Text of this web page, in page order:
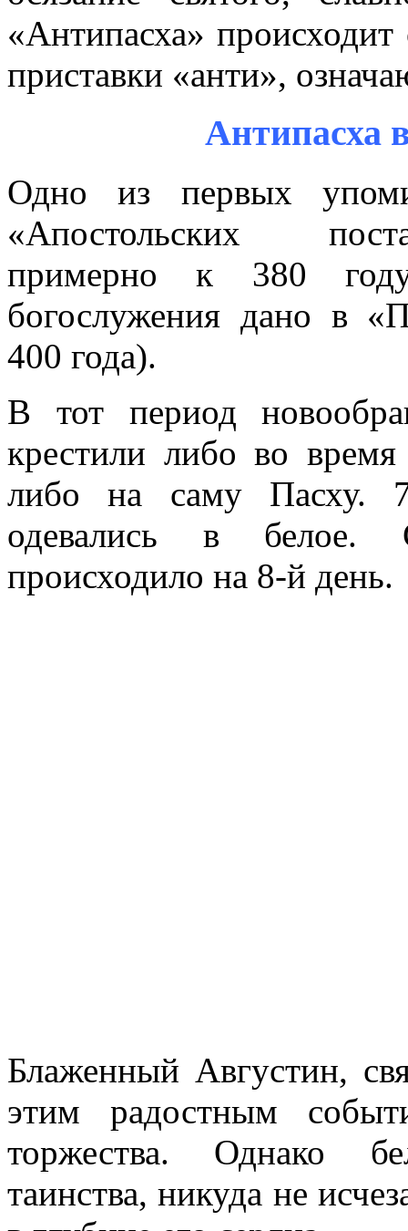
«Антипасха» происходит
приставки «анти»,
Антипасха
Одно из первых
«Апостольских
примерно к 380
богослужения дано в
400 года).
В тот период
крестили либо во
либо на саму Пасху.
одевались в белое.
происходило на 8-й день.
Блаженный Августин,
этим радостным
торжества. Однако
таинства, никуда не